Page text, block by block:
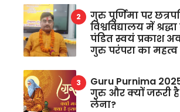
गुरु पूर्णिमा पर
विश्वविद्यालय में
पंडित स्वयं प्रकाश
गुरु परंपरा का महत्व
Guru Purnima
गुरु और क्यों जरूरी है
लेना?